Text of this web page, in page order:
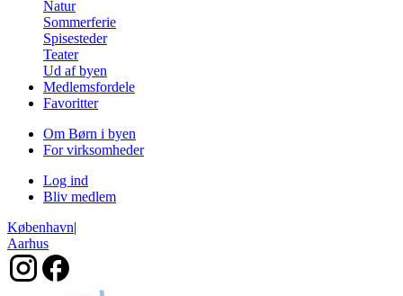
Natur
Sommerferie
Spisesteder
Teater
Ud af byen
Medlemsfordele
Favoritter
Om Børn i byen
For virksomheder
Log ind
Bliv medlem
København|
Aarhus